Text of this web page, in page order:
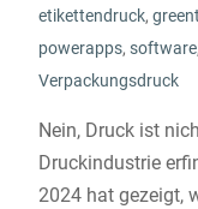
etikettendruck,
powerapps, software,
Verpackungsdruck
Nein, Druck ist
Druckindustrie
2024 hat gezeigt,